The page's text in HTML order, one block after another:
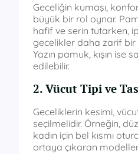
Geceliğin kumaşı, konfor
büyük bir rol oynar.
hafif ve serin tutarken,
gecelikler daha zarif
Yazın pamuk, kışın ise
edilebilir.
2. Vücut Tipi ve
Geceliklerin kesimi,
seçilmelidir. Örneğin,
kadın için bel kısmı
ortaya çıkaran